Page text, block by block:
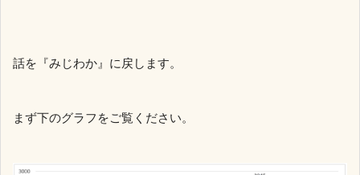
話を『みじわか』に戻します。
まず下のグラフをご覧ください。